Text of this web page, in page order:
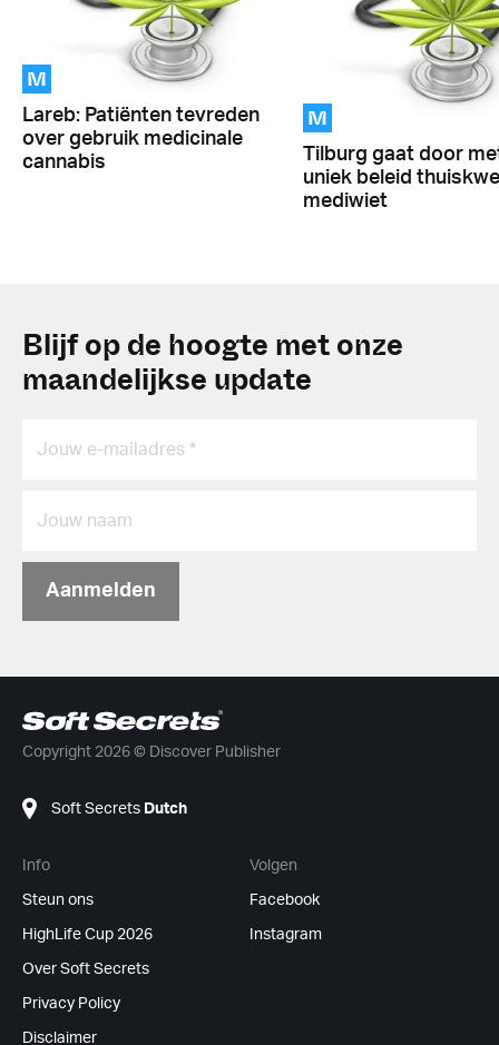
M
Lareb: Patiënten tevreden
over gebruik medicinale
cannabis
M
Tilburg gaat door
uniek beleid
mediwiet
Blijf op de hoogte met onze
maandelijkse update
Aanmelden
Copyright 2026 © Discover Publisher
Soft Secrets Dutch
Info
Steun ons
HighLife Cup 2026
Over Soft Secrets
Privacy Policy
Disclaimer
Volgen
Facebook
Instagram